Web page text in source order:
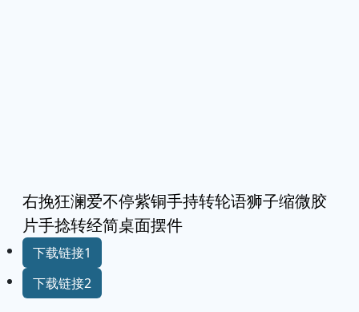
右挽狂澜爱不停紫铜手持转轮语狮子缩微胶
片手捻转经简桌面摆件
下载链接1
下载链接2